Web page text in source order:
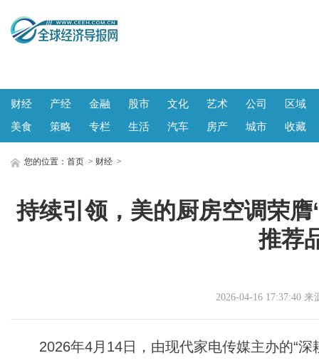
财经 产经 金融 股市 文化 艺术 公司
区域
美食
策略 专栏 生活 汽车 房产 城市 收藏
您的位置： 首页 > 财经 >
持续引领，美的厨房空调荣
推荐
2026-04-16 17:37:40
2026年4月14日，由现代家电传媒主办的“